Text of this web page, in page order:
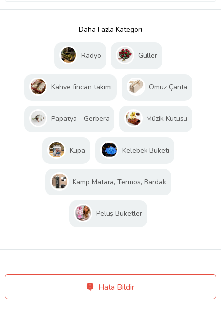
Daha Fazla Kategori
Radyo Güller
Kahve fincan takımı Omuz Çanta
Papatya - Gerbera Müzik Kutusu
Kupa Kelebek Buketi
Kamp Matara, Termos, Bardak
Peluş Buketler
Hata Bildir